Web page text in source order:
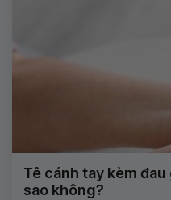
Tê cánh tay kèm
sao không?